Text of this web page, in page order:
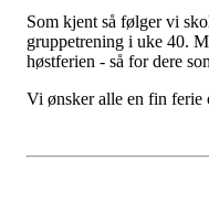
Som kjent så følger vi
gruppetrening i uke 40.
høstferien - så for dere
Vi ønsker alle en fin ferie